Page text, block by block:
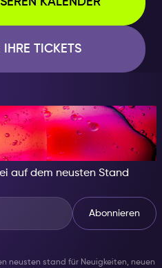
IHRE TICKETS
SEI JEMAND
auf dem neusten Stand
Abonnieren
neusten stand für Neuigkeiten, neuen